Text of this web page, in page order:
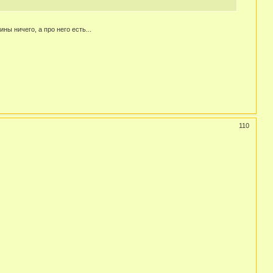
ничего, а про него есть...
110